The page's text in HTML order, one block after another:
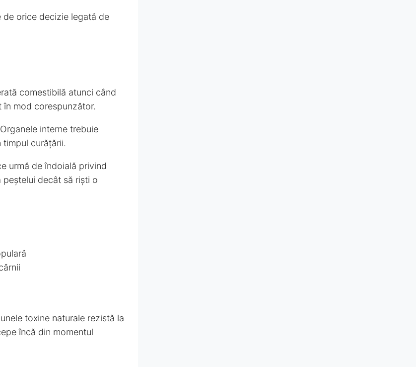
de orice decizie legată de
comestibilă atunci când
mod corespunzător.
interne trebuie
curățării.
urmă de îndoială privind
peștelui decât să riști o
toxine naturale rezistă la
încă din momentul